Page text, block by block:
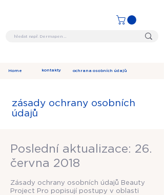
Home ochrana osobních údajů
kontakty
zásady ochrany osobních
údajů
Poslední aktualizace: 26.
června 2018
Zásady ochrany osobních údajů Beauty
Project Pro popisují postupy v oblasti